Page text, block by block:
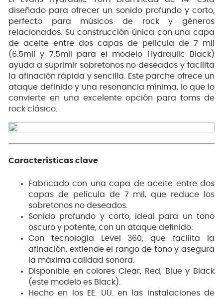
diseñado para ofrecer un sonido profundo y corto,
perfecto para músicos de rock y géneros
relacionados. Su construcción única con una capa
de aceite entre dos capas de película de 7 mil
(6.5mil y 7.5mil para el modelo Hydraulic Black)
ayuda a suprimir sobretonos no deseados y facilita
la afinación rápida y sencilla. Este parche ofrece un
ataque definido y una resonancia mínima, lo que lo
convierte en una excelente opción para toms de
rock clásico.
Características clave
Fabricado con una capa de aceite entre dos
capas de película de 7 mil, que reduce los
sobretonos no deseados.
Sonido profundo y corto, ideal para un tono
oscuro y potente, con un ataque definido.
Con tecnología Level 360, que facilita la
afinación, extiende el rango de tono y asegura
la máxima calidad sonora.
Disponible en colores Clear, Red, Blue y Black
(este modelo es Black).
Hecho en los EE. UU. en las instalaciones de